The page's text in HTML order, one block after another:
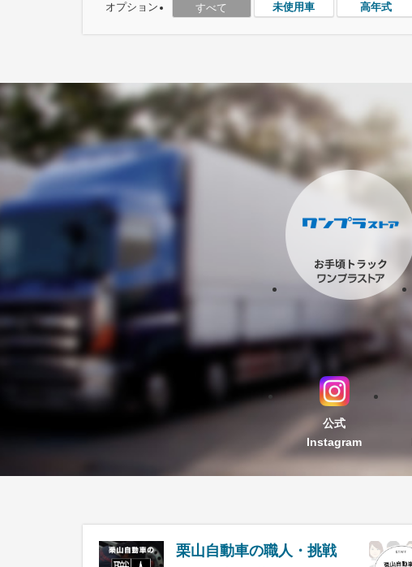
オプション
すべて 未使用車 高年式
公式
Instagram
栗山自動車の職人・挑戦